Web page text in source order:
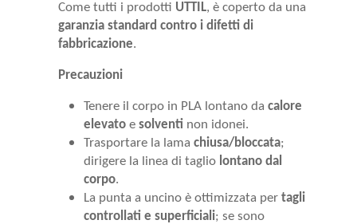
Come tutti i prodotti UTTIL, è coperto da una
garanzia standard contro i difetti di
fabbricazione.
Precauzioni
Tenere il corpo in PLA lontano da calore
elevato e solventi non idonei.
Trasportare la lama chiusa/bloccata;
dirigere la linea di taglio lontano dal
corpo.
La punta a uncino è ottimizzata per tagli
controllati e superficiali; se sono